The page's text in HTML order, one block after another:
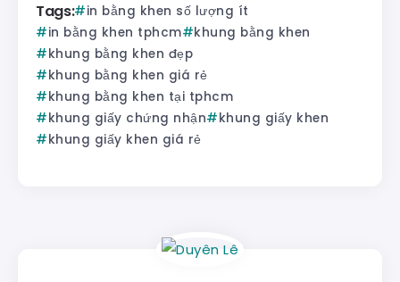
Tags:
in bằng khen số lượng ít
in bằng khen tphcm
khung bằng khen
khung bằng khen đẹp
khung bằng khen giá rẻ
khung bằng khen tại tphcm
khung giấy chứng nhận
khung giấy khen
khung giấy khen giá rẻ